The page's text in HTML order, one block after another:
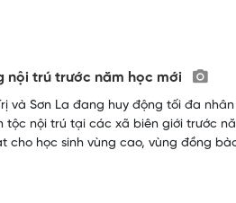
nội trú trước năm học mới
và Sơn La đang huy động tối đa
nội trú tại các xã biên giới trước
cho học sinh vùng cao, vùng đồng